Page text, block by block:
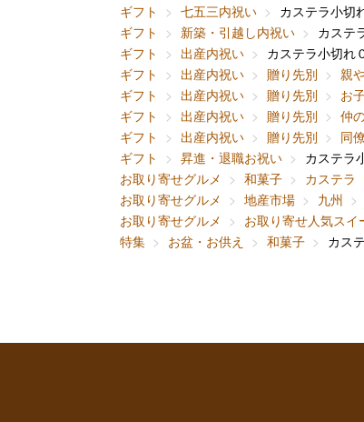
ギフト
七五三内祝い
カステラ小切
ギフト
新築・引越し内祝い
カステ
ギフト
出産内祝い
カステラ小切れ
ギフト
出産内祝い 贈り先別 親
ギフト
出産内祝い 贈り先別 お
ギフト
出産内祝い 贈り先別 仲
ギフト
出産内祝い 贈り先別 同
ギフト
昇進・退職お祝い
カステラ
お取り寄せグルメ
和菓子 カステラ
お取り寄せグルメ
地産市場 九州
お取り寄せグルメ
お取り寄せ人気スイ
特集
お盆・お供え 和菓子 カス